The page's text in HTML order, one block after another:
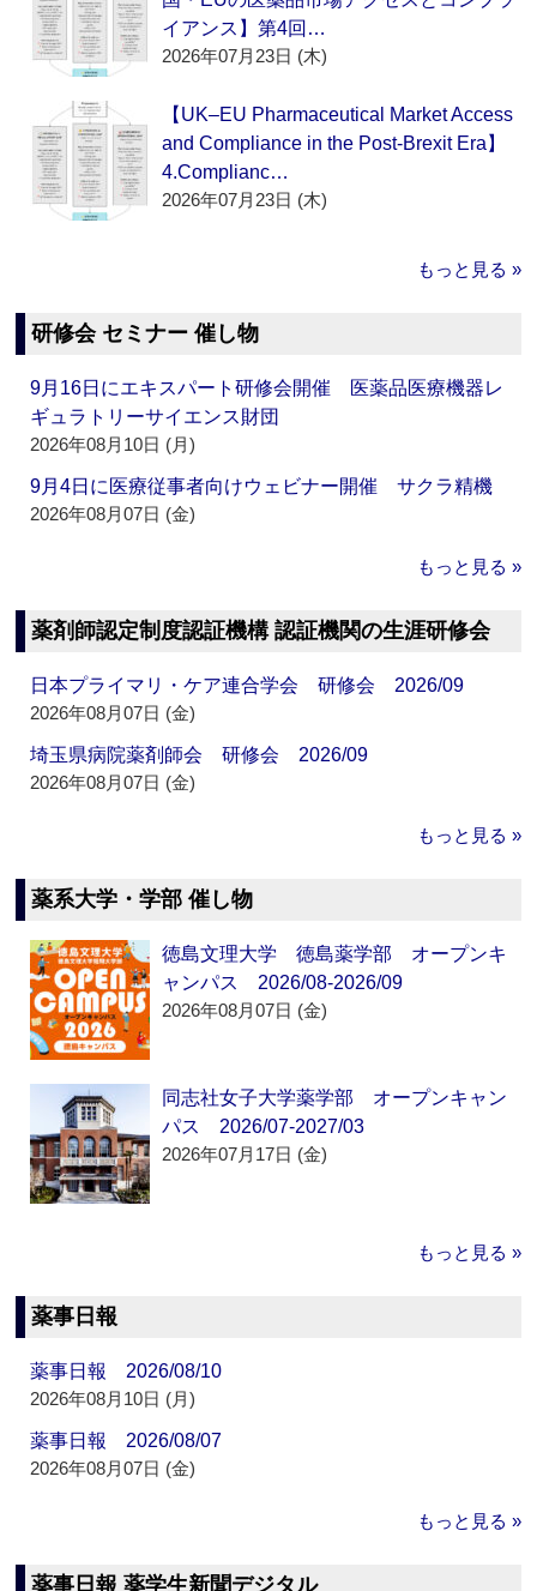
イアンス】第4回…
2026年07月23日 (木)
【UK–EU Pharmaceutical Market Access
and Compliance in the Post-Brexit Era】
4.Complianc…
2026年07月23日 (木)
もっと見る »
研修会 セミナー 催し物
9月16日にエキスパート研修会開催 医薬品医療機器レ
ギュラトリーサイエンス財団
2026年08月10日 (月)
9月4日に医療従事者向けウェビナー開催 サクラ精機
2026年08月07日 (金)
もっと見る »
薬剤師認定制度認証機構 認証機関の生涯研修会
日本プライマリ・ケア連合学会 研修会 2026/09
2026年08月07日 (金)
埼玉県病院薬剤師会 研修会 2026/09
2026年08月07日 (金)
もっと見る »
薬系大学・学部 催し物
徳島文理大学 徳島薬学部 オープンキ
ャンパス 2026/08-2026/09
2026年08月07日 (金)
同志社女子大学薬学部 オープンキャン
パス 2026/07-2027/03
2026年07月17日 (金)
もっと見る »
薬事日報
薬事日報 2026/08/10
2026年08月10日 (月)
薬事日報 2026/08/07
2026年08月07日 (金)
もっと見る »
薬事日報 薬学生新聞デジタル